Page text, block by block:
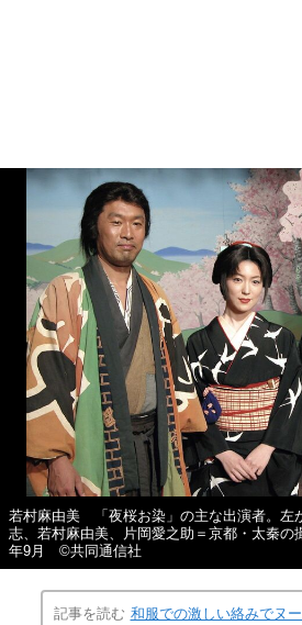
若村麻由美 「夜桜お染」の主な出演者。左
志、若村麻由美、片岡愛之助＝京都・太秦
年9月 ©共同通信社
記事を読む 和服での激しい絡みでヌ